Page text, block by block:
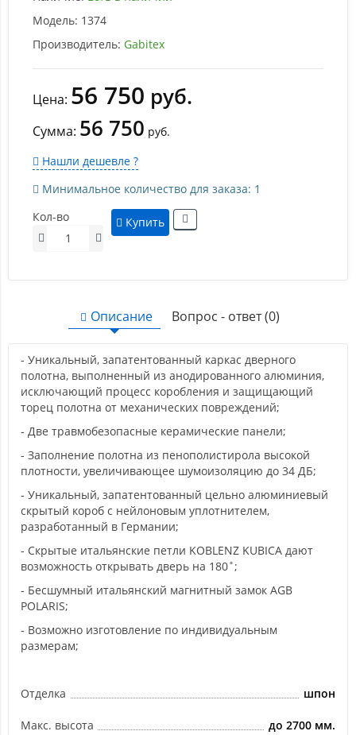
Модель: 1374
Производитель: Gabitex
Цена: 56 750 руб.
Сумма: 56 750 руб.
Нашли дешевле ?
Минимальное количество для заказа: 1
Кол-во
Купить
Описание Вопрос - ответ (0)
- Уникальный, запатентованный каркас дверного
полотна, выполненный из анодированного алюминия,
исключающий процесс коробления и защищающий
торец полотна от механических повреждений;
- Две травмобезопасные керамические панели;
- Заполнение полотна из пенополистирола высокой
плотности, увеличивающее шумоизоляцию до 34 ДБ;
- Уникальный, запатентованный цельно алюминиевый
скрытый короб с нейлоновым уплотнителем,
разработанный в Германии;
- Скрытые итальянские петли KOBLENZ KUBICA дают
возможность открывать дверь на 180˚;
- Бесшумный итальянский магнитный замок AGB
POLARIS;
- Возможно изготовление по индивидуальным
размерам;
Отделка шпон
Макс. высота до 2700 мм.